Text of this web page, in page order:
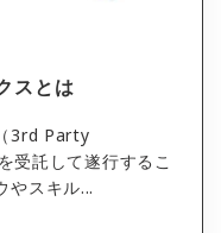
スとは
3rd Party
受託して遂行するこ
やスキル...